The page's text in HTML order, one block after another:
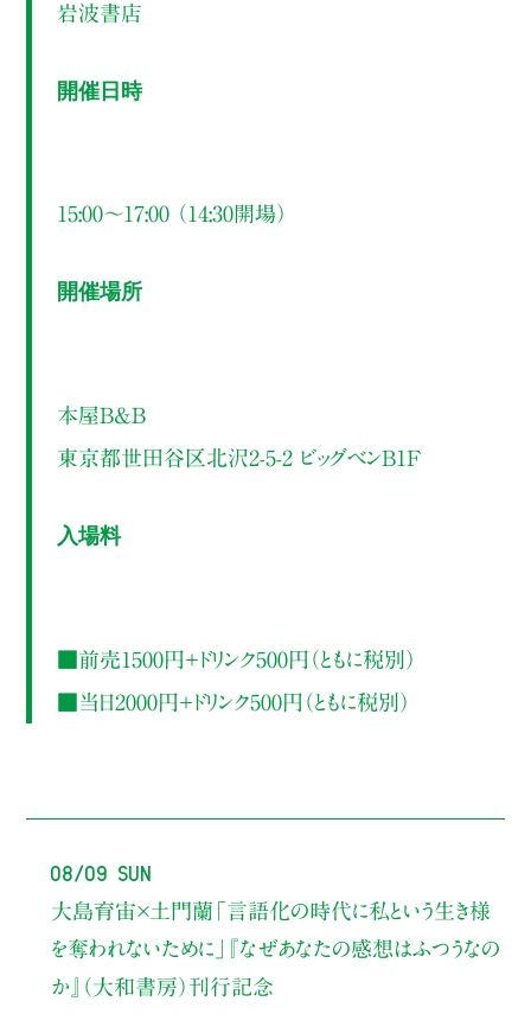
岩波書店
開催日時
15:00～17:00 （14:30開場）
開催場所
本屋B&B
東京都世田谷区北沢2-5-2 ビッグベンB1F
入場料
■前売1500円＋ドリンク500円（ともに税別）
■当日2000円＋ドリンク500円（ともに税別）
08/09 Sun
大島育宙×土門蘭 「言語化の時代に私という生き様
を奪われないために」
『なぜあなたの感想はふつうなの
か』（大和書房）刊行記念